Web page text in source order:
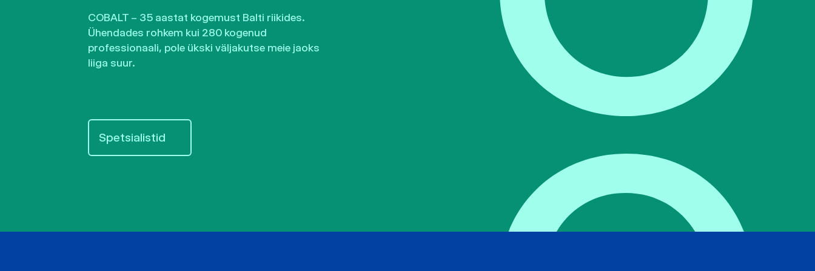
COBALT – 35 aastat kogemust Balti riikides.
Ühendades rohkem kui 280 kogenud
professionaali, pole ükski väljakutse meie jaoks
liiga suur.
Spetsialistid